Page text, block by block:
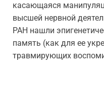
касающаяся
высшей нервной
РАН нашли
память (как для ее
травмирующих